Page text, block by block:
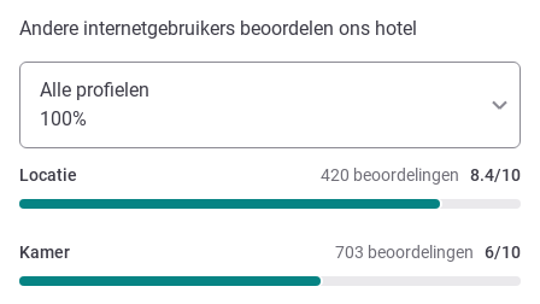
Andere internetgebruikers beoordelen ons hotel
Alle profielen
100%
420 beoordelingen 8.4/10
Locatie
703 beoordelingen 6/10
Kamer